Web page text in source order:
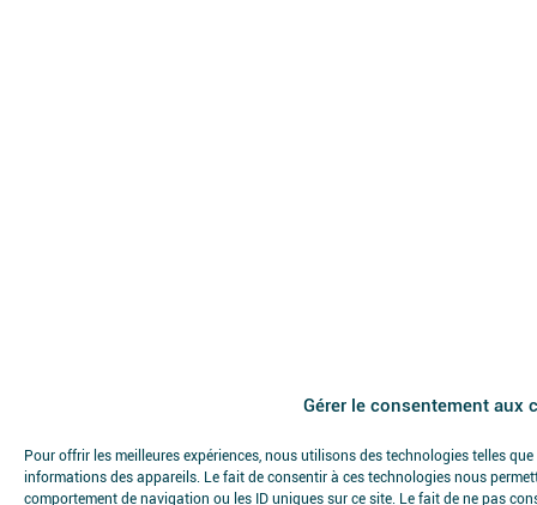
Gérer le consentement aux
Pour offrir les meilleures expériences, nous utilisons des technologies telles
informations des appareils. Le fait de consentir à ces technologies nous
comportement de navigation ou les ID uniques sur ce site. Le fait de ne pas